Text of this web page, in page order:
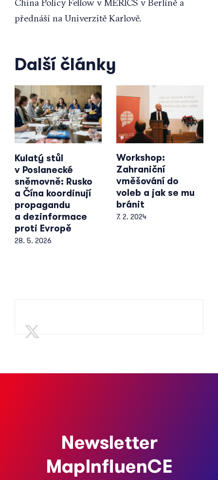
přednáší na Univerzitě Karlově.
Další články
Kulatý stůl
v Poslanecké
sněmovně: Rusko
a Čína koordinují
propagandu
a dezinformace
proti Evropě
28. 5. 2026
Workshop:
Zahraniční
vměšování do
voleb a jak se mu
bránit
7. 2. 2024
Newsletter
MapInfluenCE